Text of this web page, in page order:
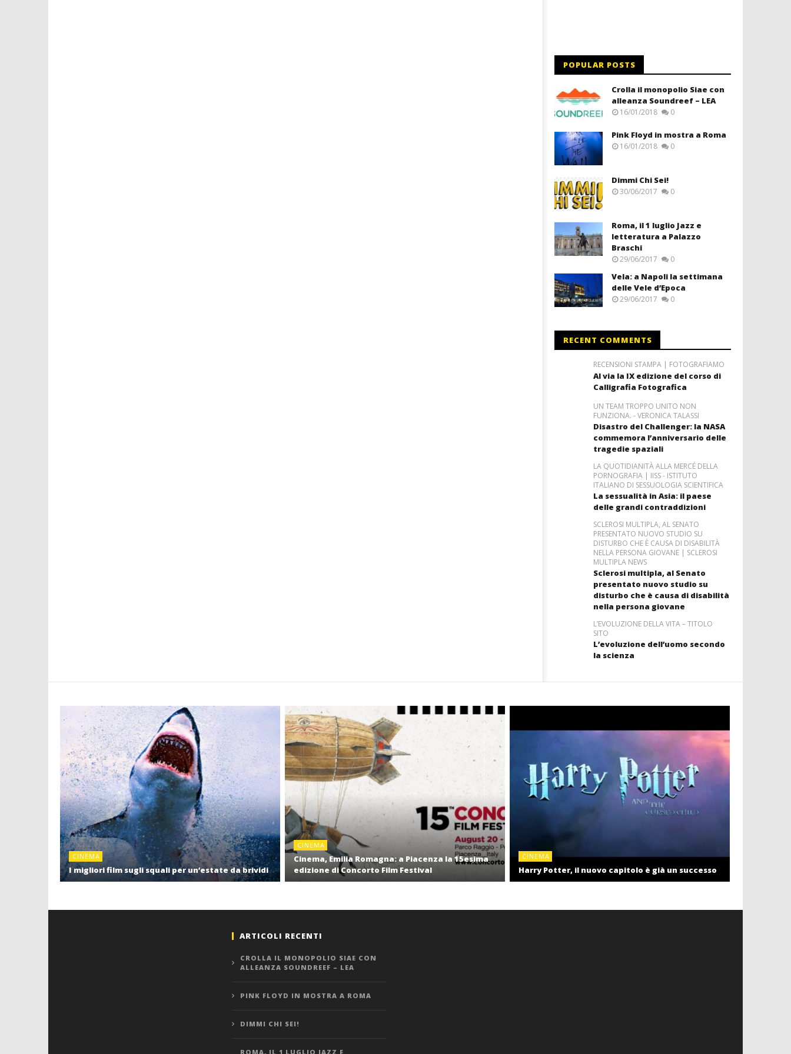
POPULAR POSTS
Crolla il monopolio Siae con
alleanza Soundreef – LEA
16/01/2018 0
Pink Floyd in mostra a Roma
16/01/2018 0
Dimmi Chi Sei!
30/06/2017 0
Roma, il 1 luglio Jazz e
letteratura a Palazzo
Braschi
29/06/2017 0
Vela: a Napoli la settimana
delle Vele d’Epoca
29/06/2017 0
RECENT COMMENTS
RECENSIONI STAMPA | FOTOGRAFIAMO
Al via la IX edizione del corso di
Calligrafia Fotografica
UN TEAM TROPPO UNITO NON
FUNZIONA. - VERONICA TALASSI
Disastro del Challenger: la NASA
commemora l’anniversario delle
tragedie spaziali
LA QUOTIDIANITÀ ALLA MERCÉ DELLA
PORNOGRAFIA | IISS - ISTITUTO
ITALIANO DI SESSUOLOGIA SCIENTIFICA
La sessualità in Asia: il paese
delle grandi contraddizioni
SCLEROSI MULTIPLA, AL SENATO
PRESENTATO NUOVO STUDIO SU
DISTURBO CHE È CAUSA DI DISABILITÀ
NELLA PERSONA GIOVANE | SCLEROSI
MULTIPLA NEWS
Sclerosi multipla, al Senato
presentato nuovo studio su
disturbo che è causa di disabilità
nella persona giovane
L’EVOLUZIONE DELLA VITA – TITOLO
SITO
L’evoluzione dell’uomo secondo
la scienza
CINEMA
I migliori film sugli squali per un’estate da brividi
CINEMA
Cinema, Emilia Romagna: a Piacenza la 15esima
edizione di Concorto Film Festival
CINEMA
Harry Potter, il nuovo capitolo è già un successo
ARTICOLI RECENTI
CROLLA IL MONOPOLIO SIAE CON
ALLEANZA SOUNDREEF – LEA
PINK FLOYD IN MOSTRA A ROMA
DIMMI CHI SEI!
ROMA, IL 1 LUGLIO JAZZ E